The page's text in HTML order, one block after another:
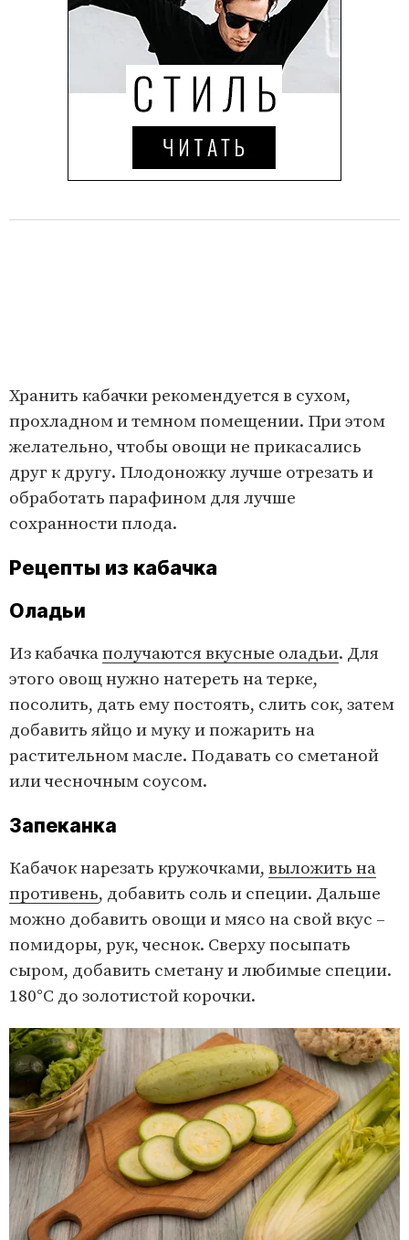
Хранить кабачки рекомендуется в сухом,
прохладном и темном помещении. При этом
желательно, чтобы овощи не прикасались
друг к другу. Плодоножку лучше отрезать и
обработать парафином для лучше
сохранности плода.
Рецепты из кабачка
Оладьи
Из кабачкаполучаются вкусные оладьи. Для
этого овощ нужно натереть на терке,
посолить, дать ему постоять, слить сок, затем
добавить яйцо и муку и пожарить на
растительном масле. Подавать со сметаной
или чесночным соусом.
Запеканка
Кабачок нарезать кружочками, выложить на
противень, добавить соль и специи. Дальше
можно добавить овощи и мясо на свой вкус –
помидоры, рук, чеснок. Сверху посыпать
сыром, добавить сметану и любимые специи.
180°C до золотистой корочки.